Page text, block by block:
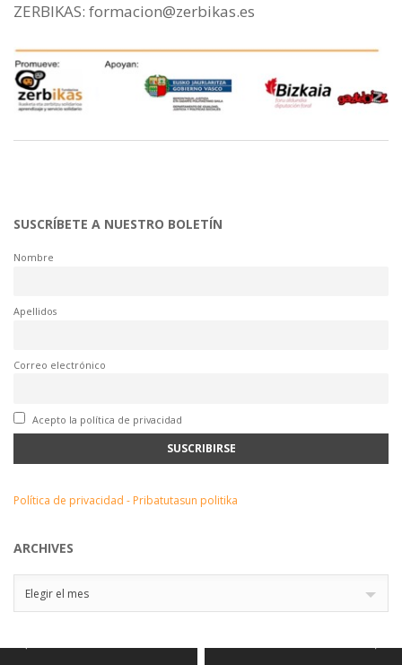
ZERBIKAS: formacion@zerbikas.es
SUSCRÍBETE A NUESTRO BOLETÍN
Nombre
Apellidos
Correo electrónico
Acepto la política de privacidad
Política de privacidad - Pribatutasun politika
ARCHIVES
Elegir el mes